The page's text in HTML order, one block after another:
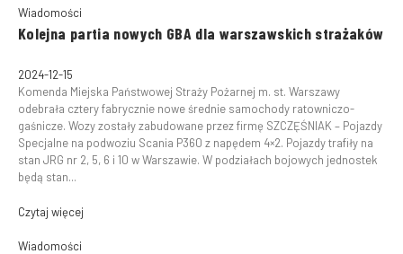
Wiadomości
Kolejna partia nowych GBA dla warszawskich strażaków
2024-12-15
Komenda Miejska Państwowej Straży Pożarnej m. st. Warszawy
odebrała cztery fabrycznie nowe średnie samochody ratowniczo-
gaśnicze. Wozy zostały zabudowane przez firmę SZCZĘŚNIAK – Pojazdy
Specjalne na podwoziu Scania P360 z napędem 4×2. Pojazdy trafiły na
stan JRG nr 2, 5, 6 i 10 w Warszawie. W podziałach bojowych jednostek
będą stan...
Czytaj więcej
Wiadomości